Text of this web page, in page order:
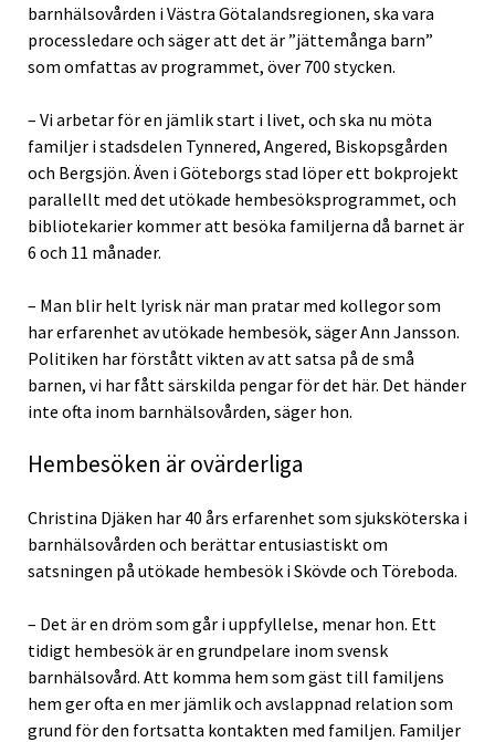
barnhälsovården i Västra Götalandsregionen, ska vara
processledare och säger att det är ”jättemånga barn”
som omfattas av programmet, över 700 stycken.
– Vi arbetar för en jämlik start i livet, och ska nu möta
familjer i stadsdelen Tynnered, Angered, Biskopsgården
och Bergsjön. Även i Göteborgs stad löper ett bokprojekt
parallellt med det utökade hembesöksprogrammet, och
bibliotekarier kommer att besöka familjerna då barnet är
6 och 11 månader.
– Man blir helt lyrisk när man pratar med kollegor som
har erfarenhet av utökade hembesök, säger Ann Jansson.
Politiken har förstått vikten av att satsa på de små
barnen, vi har fått särskilda pengar för det här. Det händer
inte ofta inom barnhälsovården, säger hon.
Hembesöken är ovärderliga
Christina Djäken har 40 års erfarenhet som sjuksköterska i
barnhälsovården och berättar entusiastiskt om
satsningen på utökade hembesök i Skövde och Töreboda.
– Det är en dröm som går i uppfyllelse, menar hon. Ett
tidigt hembesök är en grundpelare inom svensk
barnhälsovård. Att komma hem som gäst till familjens
hem ger ofta en mer jämlik och avslappnad relation som
grund för den fortsatta kontakten med familjen. Familjer